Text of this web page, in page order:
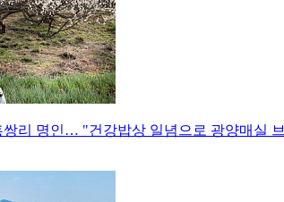
쌍리 명인… "건강밥상 일념으로 광양매실